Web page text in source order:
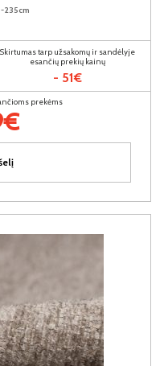
235cm
Skirtumas tarp užsakomų ir sandėlyje
esančių prekių kainų
- 51€
prekėms